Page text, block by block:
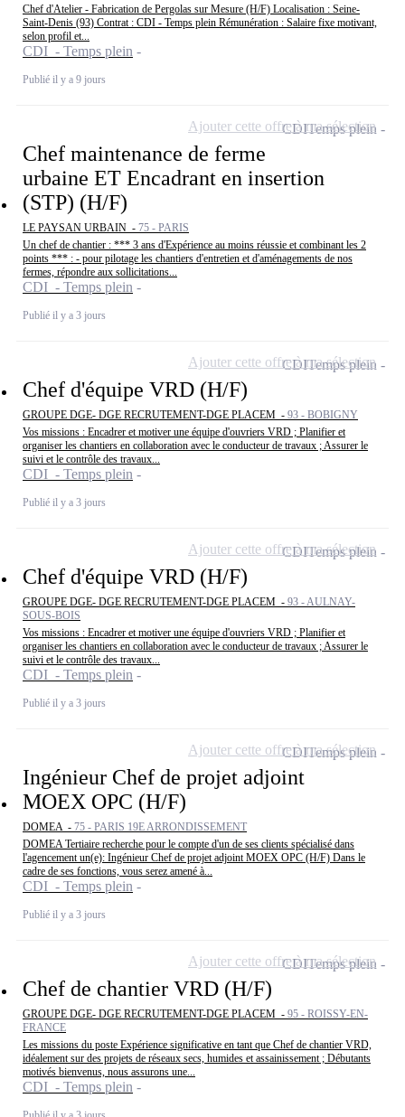
Chef d'Atelier - Fabrication de Pergolas sur Mesure (H/F) Localisation : Seine-
Saint-Denis (93) Contrat : CDI - Temps plein Rémunération : Salaire fixe motivant,
selon profil et...
CDI - Temps plein
Publié il y a 9 jours
Chef maintenance de ferme
urbaine ET Encadrant en insertion
(STP) (H/F)
LE PAYSAN URBAIN - 75 - PARIS
Un chef de chantier : *** 3 ans d'Expérience au moins réussie et combinant les 2
points *** : - pour pilotage les chantiers d'entretien et d'aménagements de nos
fermes, répondre aux sollicitations...
CDI - Temps plein
Publié il y a 3 jours
CDITemps plein
Ajouter cette offre à ma sélection
Chef d'équipe VRD (H/F)
GROUPE DGE- DGE RECRUTEMENT-DGE PLACEM - 93 - BOBIGNY
Vos missions : Encadrer et motiver une équipe d'ouvriers VRD ; Planifier et
organiser les chantiers en collaboration avec le conducteur de travaux ; Assurer le
suivi et le contrôle des travaux...
CDI - Temps plein
Publié il y a 3 jours
CDITemps plein
Ajouter cette offre à ma sélection
Chef d'équipe VRD (H/F)
GROUPE DGE- DGE RECRUTEMENT-DGE PLACEM - 93 - AULNAY-
SOUS-BOIS
Vos missions : Encadrer et motiver une équipe d'ouvriers VRD ; Planifier et
organiser les chantiers en collaboration avec le conducteur de travaux ; Assurer le
suivi et le contrôle des travaux...
CDI - Temps plein
Publié il y a 3 jours
CDITemps plein
Ajouter cette offre à ma sélection
Ingénieur Chef de projet adjoint
MOEX OPC (H/F)
DOMEA - 75 - PARIS 19E ARRONDISSEMENT
DOMEA Tertiaire recherche pour le compte d'un de ses clients spécialisé dans
l'agencement un(e): Ingénieur Chef de projet adjoint MOEX OPC (H/F) Dans le
cadre de ses fonctions, vous serez amené à...
CDI - Temps plein
Publié il y a 3 jours
CDITemps plein
Ajouter cette offre à ma sélection
Chef de chantier VRD (H/F)
GROUPE DGE- DGE RECRUTEMENT-DGE PLACEM - 95 - ROISSY-EN-
FRANCE
Les missions du poste Expérience significative en tant que Chef de chantier VRD,
idéalement sur des projets de réseaux secs, humides et assainissement ; Débutants
motivés bienvenus, nous assurons une...
CDI - Temps plein
CDITemps plein
Ajouter cette offre à ma sélection